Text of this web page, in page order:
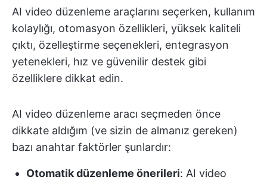
AI video düzenleme araçlarını seçerken, kullanım
kolaylığı, otomasyon özellikleri, yüksek kaliteli
çıktı, özelleştirme seçenekleri, entegrasyon
yetenekleri, hız ve güvenilir destek gibi
özelliklere dikkat edin.
AI video düzenleme aracı seçmeden önce
dikkate aldığım (ve sizin de almanız gereken)
bazı anahtar faktörler şunlardır:
Otomatik düzenleme önerileri: AI video